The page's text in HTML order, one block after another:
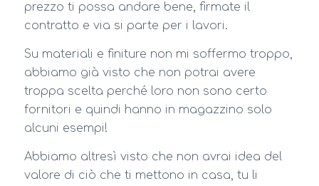
prezzo ti possa andare bene, firmate il
contratto e via si parte per i lavori.
Su materiali e finiture non mi soffermo troppo,
abbiamo già visto che non potrai avere
troppa scelta perché loro non sono certo
fornitori e quindi hanno in magazzino solo
alcuni esempi!
Abbiamo altresì visto che non avrai idea del
valore di ciò che ti mettono in casa, tu li